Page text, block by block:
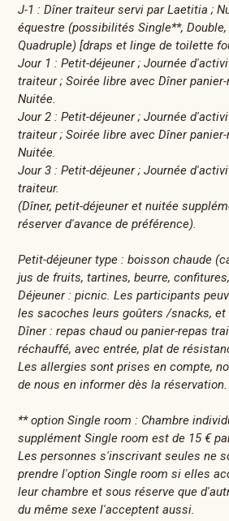
J-1 : Dîner traiteur servi par Laetitia ;
équestre (possibilités Single**, Double,
Quadruple) [draps et linge de toilette
Jour 1 : Petit-déjeuner ; Journée
traiteur ; Soirée libre avec Dîner
Nuitée.
Jour 2 : Petit-déjeuner ; Journée
traiteur ; Soirée libre avec Dîner
Nuitée.
Jour 3 : Petit-déjeuner ; Journée
traiteur.
(Dîner, petit-déjeuner et nuitée
réserver d'avance de préférence).
Petit-déjeuner type : boisson chaude
jus de fruits, tartines, beurre,
Déjeuner : picnic. Les participants
les sacoches leurs goûters /snacks, et
Dîner : repas chaud ou panier-repas
réchauffé, avec entrée, plat de
Les allergies sont prises en compte,
de nous en informer dès la réservation.
** option Single room : Chambre
supplément Single room est de 15 €
Les personnes s'inscrivant seules ne
prendre l'option Single room si elles
leur chambre et sous réserve que
du même sexe l'acceptent aussi.